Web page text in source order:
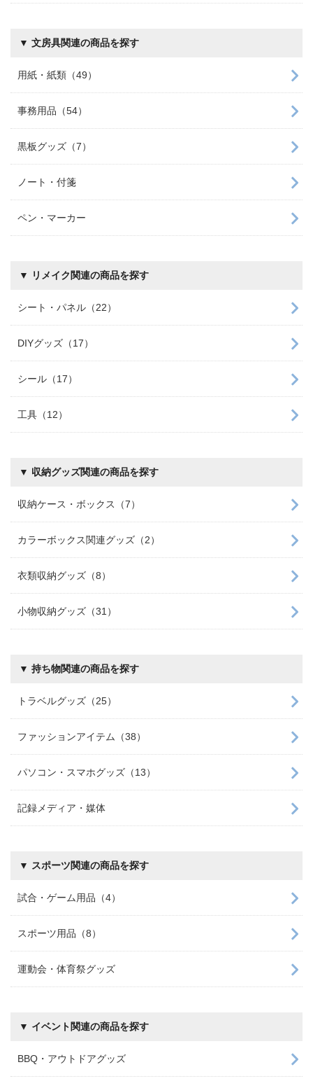
▼ 文房具関連の商品を探す
用紙・紙類（49）
事務用品（54）
黒板グッズ（7）
ノート・付箋
ペン・マーカー
▼ リメイク関連の商品を探す
シート・パネル（22）
DIYグッズ（17）
シール（17）
工具（12）
▼ 収納グッズ関連の商品を探す
収納ケース・ボックス（7）
カラーボックス関連グッズ（2）
衣類収納グッズ（8）
小物収納グッズ（31）
▼ 持ち物関連の商品を探す
トラベルグッズ（25）
ファッションアイテム（38）
パソコン・スマホグッズ（13）
記録メディア・媒体
▼ スポーツ関連の商品を探す
試合・ゲーム用品（4）
スポーツ用品（8）
運動会・体育祭グッズ
▼ イベント関連の商品を探す
BBQ・アウトドアグッズ